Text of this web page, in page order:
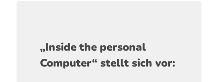
„Inside the personal
Computer“ stellt sich vor: